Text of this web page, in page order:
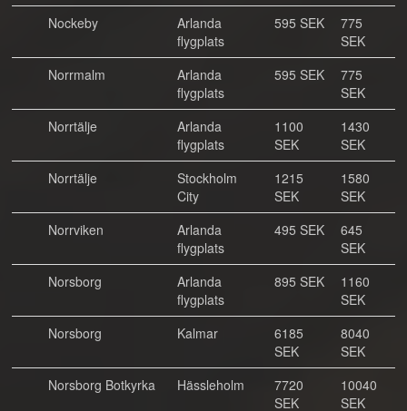
Nockeby
Arlanda
flygplats
595 SEK
775
SEK
Norrmalm
Arlanda
flygplats
595 SEK
775
SEK
Norrtälje
Arlanda
flygplats
1100
SEK
1430
SEK
Norrtälje
Stockholm
City
1215
SEK
1580
SEK
Norrviken
Arlanda
flygplats
495 SEK
645
SEK
Norsborg
Arlanda
flygplats
895 SEK
1160
SEK
Norsborg
Kalmar
6185
SEK
8040
SEK
Norsborg Botkyrka
Hässleholm
7720
SEK
10040
SEK